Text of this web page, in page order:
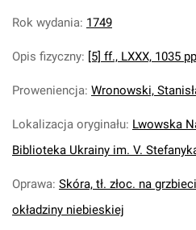
Rok wydania: 1749
Opis fizyczny: [5] ff., LXXX, 1035
Proweniencja: Wronowski,
Lokalizacja oryginału: Lwowska
Biblioteka Ukrainy im. V.
Oprawa: Skóra, tł. złoc. na
okładziny niebieskiej